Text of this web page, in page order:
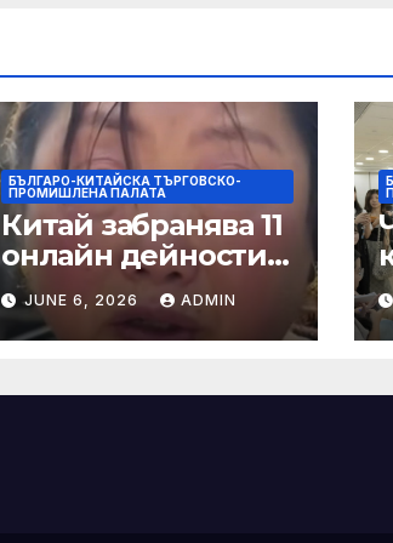
БЪЛГАРО-КИТАЙСКА ТЪРГОВСКО-
ПРОМИШЛЕНА ПАЛАТА
Китай забранява 11
онлайн дейности
при по-строги
правила за
ограничаване на
кибернасилницит
JUNE 6, 2026 ADMIN